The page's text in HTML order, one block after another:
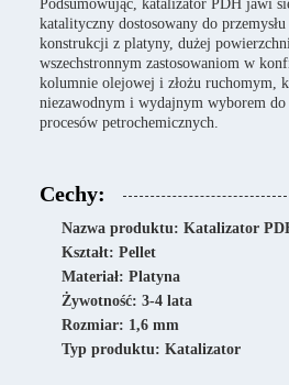
Podsumowując, katalizator PDH jawi
katalityczny dostosowany do
konstrukcji z platyny, dużej
wszechstronnym zastosowaniom w
kolumnie olejowej i złożu ruchomym,
niezawodnym i wydajnym wyborem do
procesów petrochemicznych.
Cechy:
Nazwa produktu: Katalizator
Kształt: Pellet
Materiał: Platyna
Żywotność: 3-4 lata
Rozmiar: 1,6 mm
Typ produktu: Katalizator